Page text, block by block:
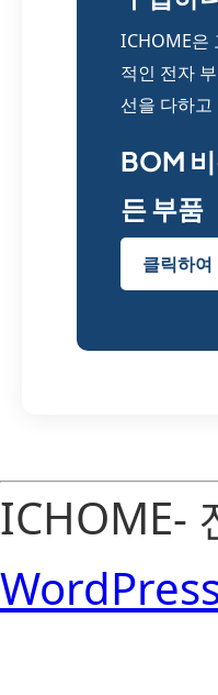
ICHOME은
적인 전자
선을 다하고
BOM
든 부품
클릭하
ICHOME-